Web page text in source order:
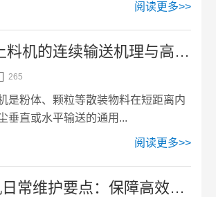
阅读更多>>
电动真空上料机的连续输送机理与高效运行管理
265
是粉体、颗粒等散装物料在短距离内
垂直或水平输送的通用...
阅读更多>>
V型混合机日常维护要点：保障高效稳定运行